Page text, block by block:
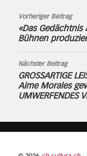
Vorheriger Beitrag
«Das
Bühnen
Nächster Beitrag
GROSSARTIGE
Aime Morales
UMWERFENDES